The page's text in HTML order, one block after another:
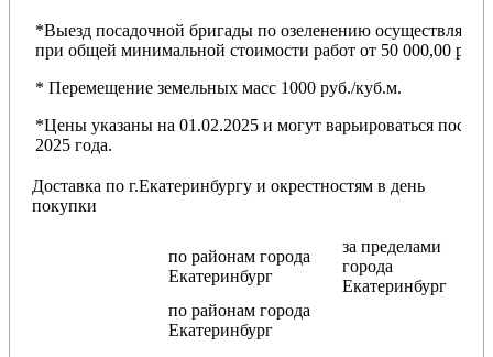
*Выезд посадочной бригады по озеленению осуществляется
при общей минимальной стоимости работ от 50 000,00 руб.
* Перемещение земельных масс 1000 руб./куб.м.
*Цены указаны на 01.02.2025 и могут варьироваться после
2025 года.
Доставка по г.Екатеринбургу и окрестностям в день
покупки
по районам города
Екатеринбург
за пределами
города
Екатеринбург
по районам города
Екатеринбург